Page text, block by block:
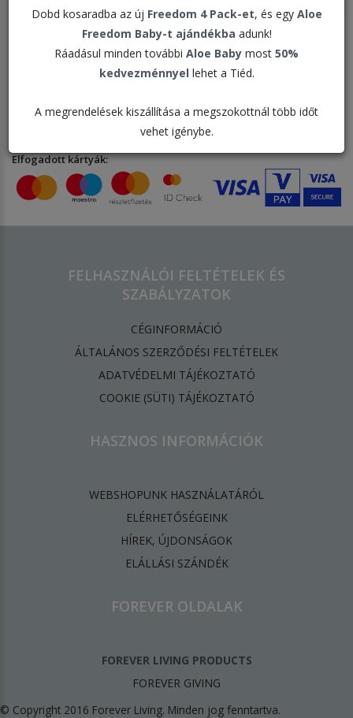
Dobd kosaradba az új Freedom 4 Pack-et, és egy Aloe
Freedom Baby-t ajándékba adunk!
Ráadásul minden további Aloe Baby most 50%
kedvezménnyel lehet a Tiéd.
A megrendelések kiszállítása a megszokottnál több időt
vehet igénybe.
Bankkártyás fizetési szolgáltató:
Elfogadott kártyák:
FELHASZNÁLÓI FELTÉTELEK ÉS
SZABÁLYZATOK
CÉGINFORMÁCIÓ
ÁLTALÁNOS SZERZŐDÉSI FELTÉTELEK
ADATVÉDELMI TÁJÉKOZTATÓ
​COOKIE (SÜTI) TÁJÉKOZTATÓ
HASZNOS INFORMÁCIÓK
WEBSHOPUNK HASZNÁLATÁRÓL
ELÉRHETŐSÉGEINK
HÍREK, ÚJDONSÁGOK
ELÁLLÁSI SZÁNDÉK
FOREVER OLDALAK
FOREVER LIVING PRODUCTS
FOREVER GIVING
© Copyright 2016 Forever Living. Minden jog fenntartva.